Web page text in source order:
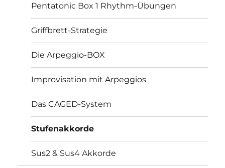
Pentatonic Box 1 Rhythm-Übungen
Griffbrett-Strategie
Die Arpeggio-BOX
Improvisation mit Arpeggios
Das CAGED-System
Stufenakkorde
Sus2 & Sus4 Akkorde